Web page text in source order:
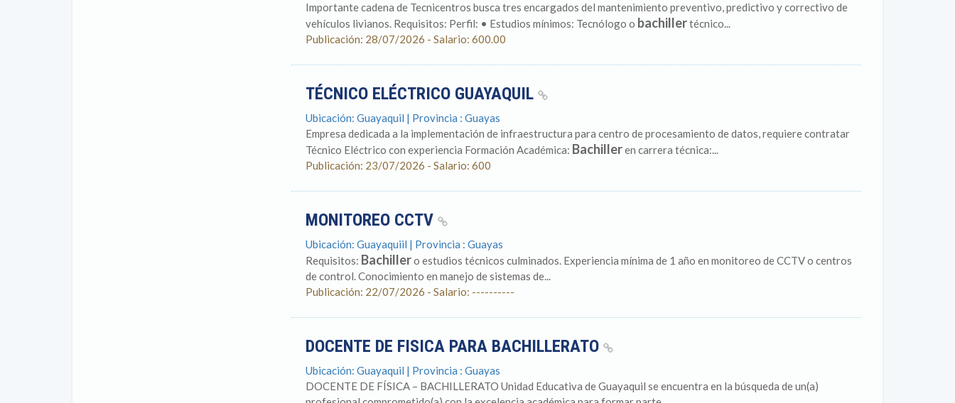
Importante cadena de Tecnicentros busca tres encargados del mantenimiento preventivo, predictivo y correctivo de
vehículos livianos. Requisitos: Perfil: • Estudios mínimos: Tecnólogo o bachillertécnico...
Publicación: 28/07/2026 - Salario: 600.00
TÉCNICO ELÉCTRICO GUAYAQUIL
Ubicación: Guayaquil | Provincia : Guayas
Empresa dedicada a la implementación de infraestructura para centro de procesamiento de datos, requiere contratar
Técnico Eléctrico con experiencia Formación Académica: Bachilleren carrera técnica:...
Publicación: 23/07/2026 - Salario: 600
MONITOREO CCTV
Ubicación: Guayaquiil | Provincia : Guayas
Requisitos: Bachillero estudios técnicos culminados. Experiencia mínima de 1 año en monitoreo de CCTV o centros
de control. Conocimiento en manejo de sistemas de...
Publicación: 22/07/2026 - Salario: ----------
DOCENTE DE FISICA PARA BACHILLERATO
Ubicación: Guayaquil | Provincia : Guayas
DOCENTE DE FÍSICA – BACHILLERATO Unidad Educativa de Guayaquil se encuentra en la búsqueda de un(a)